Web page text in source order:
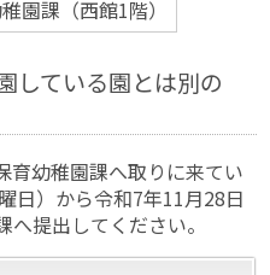
園課（西館1階）
している園とは別の
育幼稚園課へ取りに来てい
日）から令和7年11月28日
へ提出してください。